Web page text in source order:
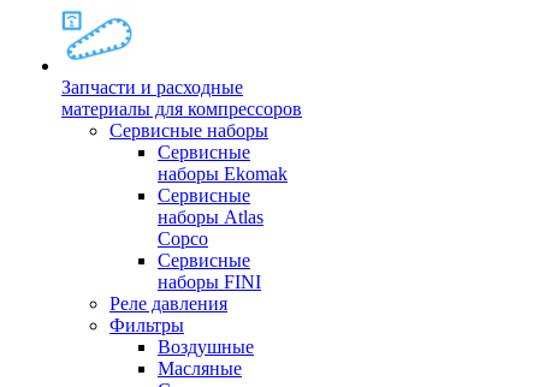
Запчасти и расходные
материалы для компрессоров
Cервисные наборы
Сервисные
наборы Ekomak
Cервисные
наборы Atlas
Copco
Сервисные
наборы FINI
Реле давления
Фильтры
Воздушные
Масляные